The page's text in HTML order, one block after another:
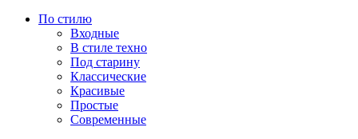
По стилю
Входные
В стиле техно
Под старину
Классические
Красивые
Простые
Современные